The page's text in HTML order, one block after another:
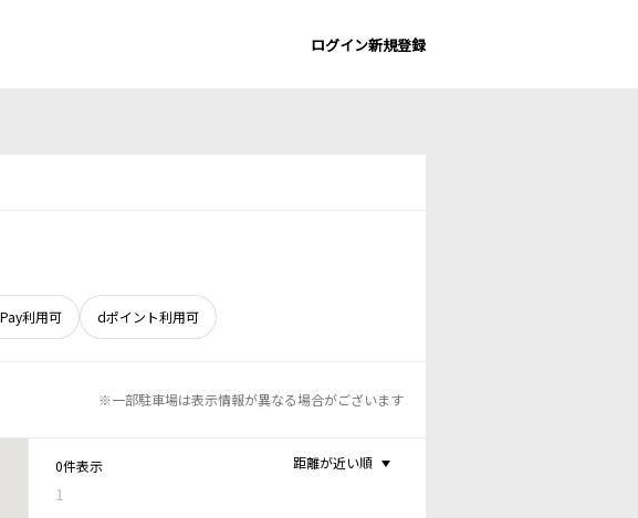
ログイン新規登録
利用可 dポイント利用可
※一部駐車場は表示情報が異なる場合がございます
0件表示
1
距離が近い順